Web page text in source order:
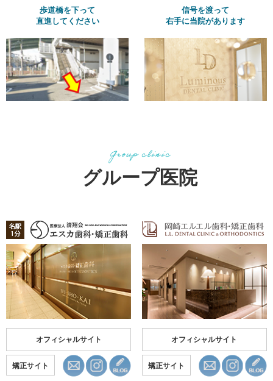
歩道橋を下って
直進してください
信号を渡って
右手に当院があります
グループ医院
オフィシャルサイト
矯正サイト
オフィシャルサイト
矯正サイト